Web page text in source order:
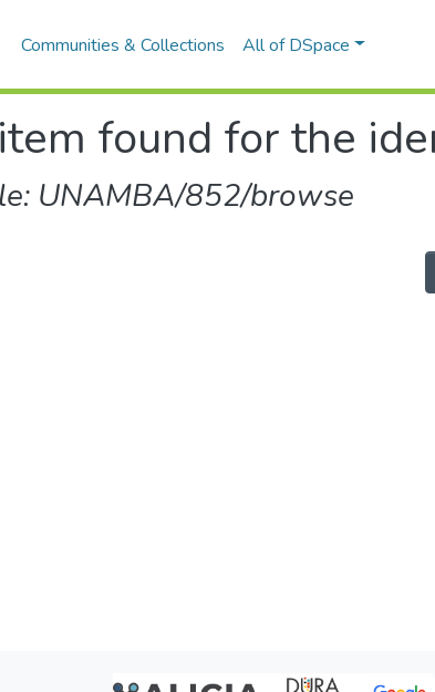
Communities & Collections All of DSpace
found for the
UNAMBA/852/browse